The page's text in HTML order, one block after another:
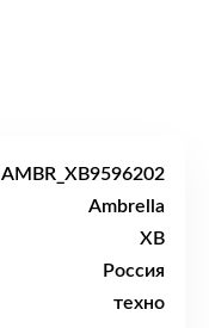
AMBR_XB9596202
Ambrella
XB
Россия
техно